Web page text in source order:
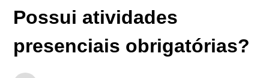
Possui atividades
presenciais obrigatórias?